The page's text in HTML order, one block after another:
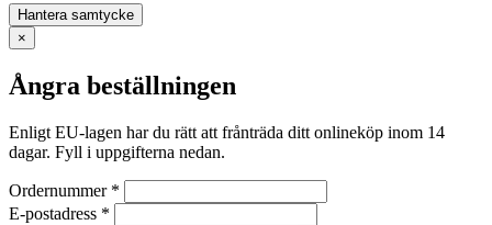
Hantera samtycke
×
Ångra beställningen
Enligt EU-lagen har du rätt att frånträda ditt onlineköp inom 14
dagar. Fyll i uppgifterna nedan.
Ordernummer *
E-postadress *